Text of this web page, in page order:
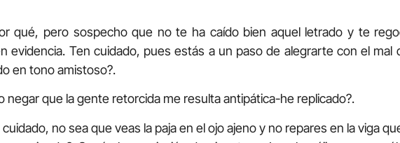
qué, pero sospecho que no te ha caído bien aquel letrado y te
evidencia. Ten cuidado, pues estás a un paso de alegrarte con el
en tono amistoso?.
negar que la gente retorcida me resulta antipática-he replicado?.
no sea que veas la paja en el ojo ajeno y no repares en la viga